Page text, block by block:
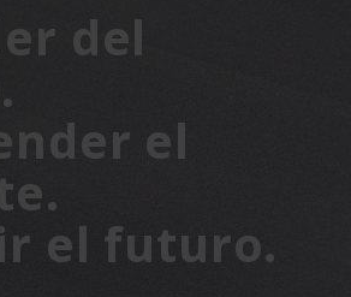
del
el
el futuro.